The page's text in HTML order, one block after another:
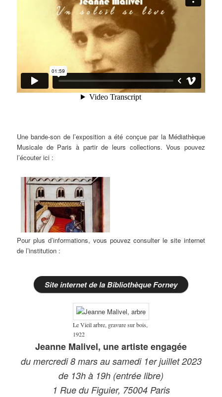
Une bande-son de l’exposition a été conçue par la Médiathèque
Musicale de Paris à partir de leurs collections. Vous pouvez
l’écouter ici :
Pour plus d’informations, vous pouvez consulter le site internet
de l’institution :
Site internet de la Bibliothèque Forney
Le Vieil arbre, gravure sur bois,
1922
Jeanne Malivel, une artiste engagée
du mercredi 8 mars au samedi 1er juillet 2023
de 13h à 19h (entrée libre)
1 Rue du Figuier, 75004 Paris